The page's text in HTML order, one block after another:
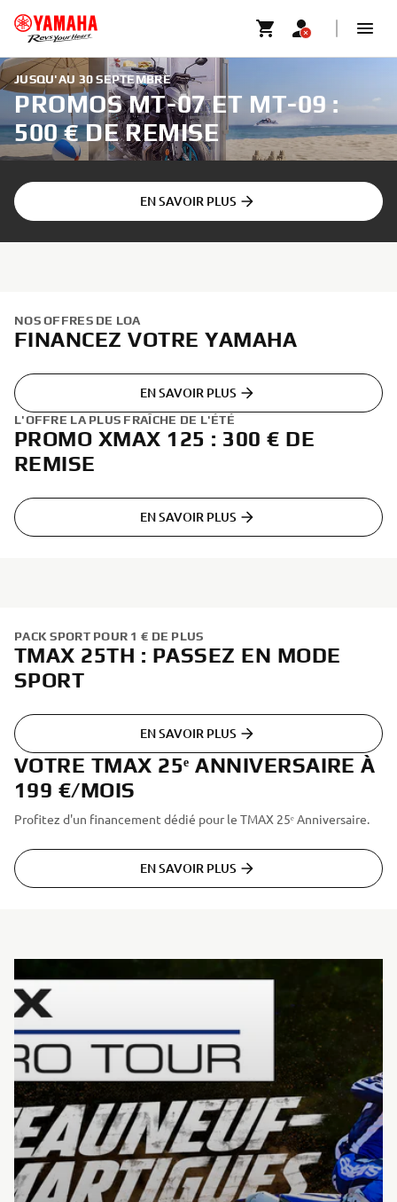
JUSQU'AU 30 SEPTEMBRE
PROMOS MT-07 ET MT-09 :
500 € DE REMISE
EN SAVOIR PLUS
NOS OFFRES DE LOA
FINANCEZ VOTRE YAMAHA
EN SAVOIR PLUS
L'OFFRE LA PLUS FRAÎCHE DE L'ÉTÉ
PROMO XMAX 125 : 300 € DE
REMISE
EN SAVOIR PLUS
PACK SPORT POUR 1 € DE PLUS
TMAX 25TH : PASSEZ EN MODE
SPORT
EN SAVOIR PLUS
VOTRE TMAX 25ᵉ ANNIVERSAIRE À
199 €/MOIS
Profitez d'un financement dédié pour le TMAX 25ᵉ Anniversaire.
EN SAVOIR PLUS